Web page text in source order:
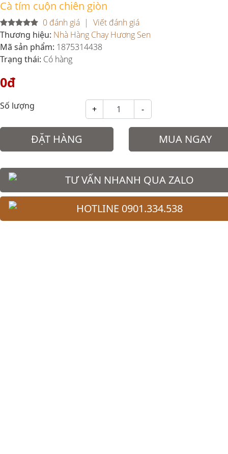
Cà tím cuộn chiên giòn
0 đánh giá
Viết đánh giá
Thương hiệu: Nhà Hàng Chay Hương Sen
Mã sản phẩm: 1875314438
Trạng thái: Có hàng
0đ
Số lượng + -
ĐẶT HÀNG MUA NGAY
TƯ VẤN NHANH QUA ZALO
HOTLINE 0901.334.538